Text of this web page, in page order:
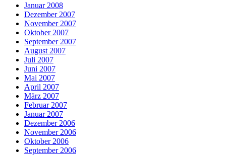
Januar 2008
Dezember 2007
November 2007
Oktober 2007
September 2007
August 2007
Juli 2007
Juni 2007
Mai 2007
April 2007
März 2007
Februar 2007
Januar 2007
Dezember 2006
November 2006
Oktober 2006
September 2006